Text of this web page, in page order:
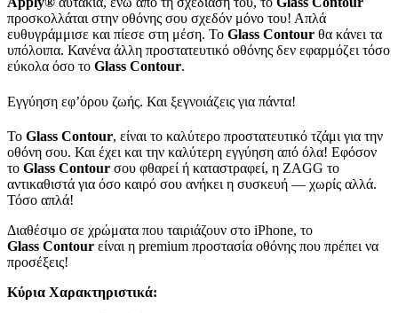
προσκολλάται στην οθόνης σου σχεδόν μόνο του! Απλά
ευθυγράμμισε και πίεσε στη μέση. Το Glass Contour θα κάνει τα
υπόλοιπα. Κανένα άλλη προστατευτικό οθόνης δεν εφαρμόζει τόσο
εύκολα όσο το Glass Contour.
Εγγύηση εφ’όρου ζωής. Και ξεγνοιάζεις για πάντα!
Το Glass Contour, είναι το καλύτερο προστατευτικό τζάμι για την
οθόνη σου. Και έχει και την καλύτερη εγγύηση από όλα! Εφόσον
το Glass Contour σου φθαρεί ή καταστραφεί, η ZAGG το
αντικαθιστά για όσο καιρό σου ανήκει η συσκευή — χωρίς αλλά.
Τόσο απλά!
Διαθέσιμο σε χρώματα που ταιριάζουν στο iPhone, το
Glass Contour είναι η premium προστασία οθόνης που πρέπει να
προσέξεις!
Κύρια Χαρακτηριστικά: